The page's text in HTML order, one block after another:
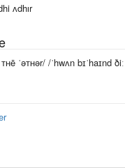
ʌdhır
ˈəᴛʜər/ /ˈhwʌn bɪˈhaɪnd